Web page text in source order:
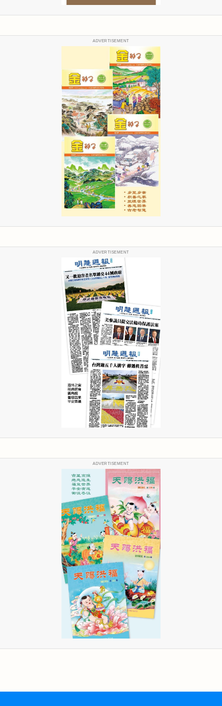
ADVERTISEMENT
ADVERTISEMENT
ADVERTISEMENT